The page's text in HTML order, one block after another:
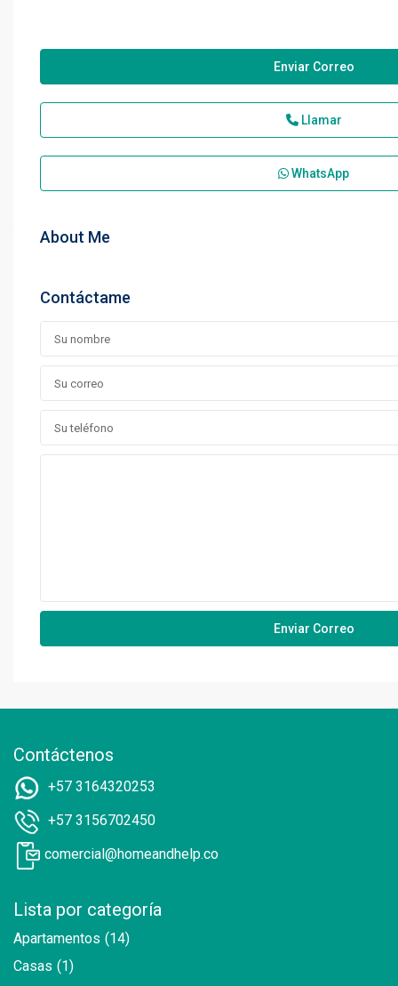
Enviar Correo
Llamar
WhatsApp
About Me
Contáctame
Contáctenos
+57 3164320253
+57 3156702450
comercial@homeandhelp.co
Lista por categoría
Apartamentos (14)
Casas (1)